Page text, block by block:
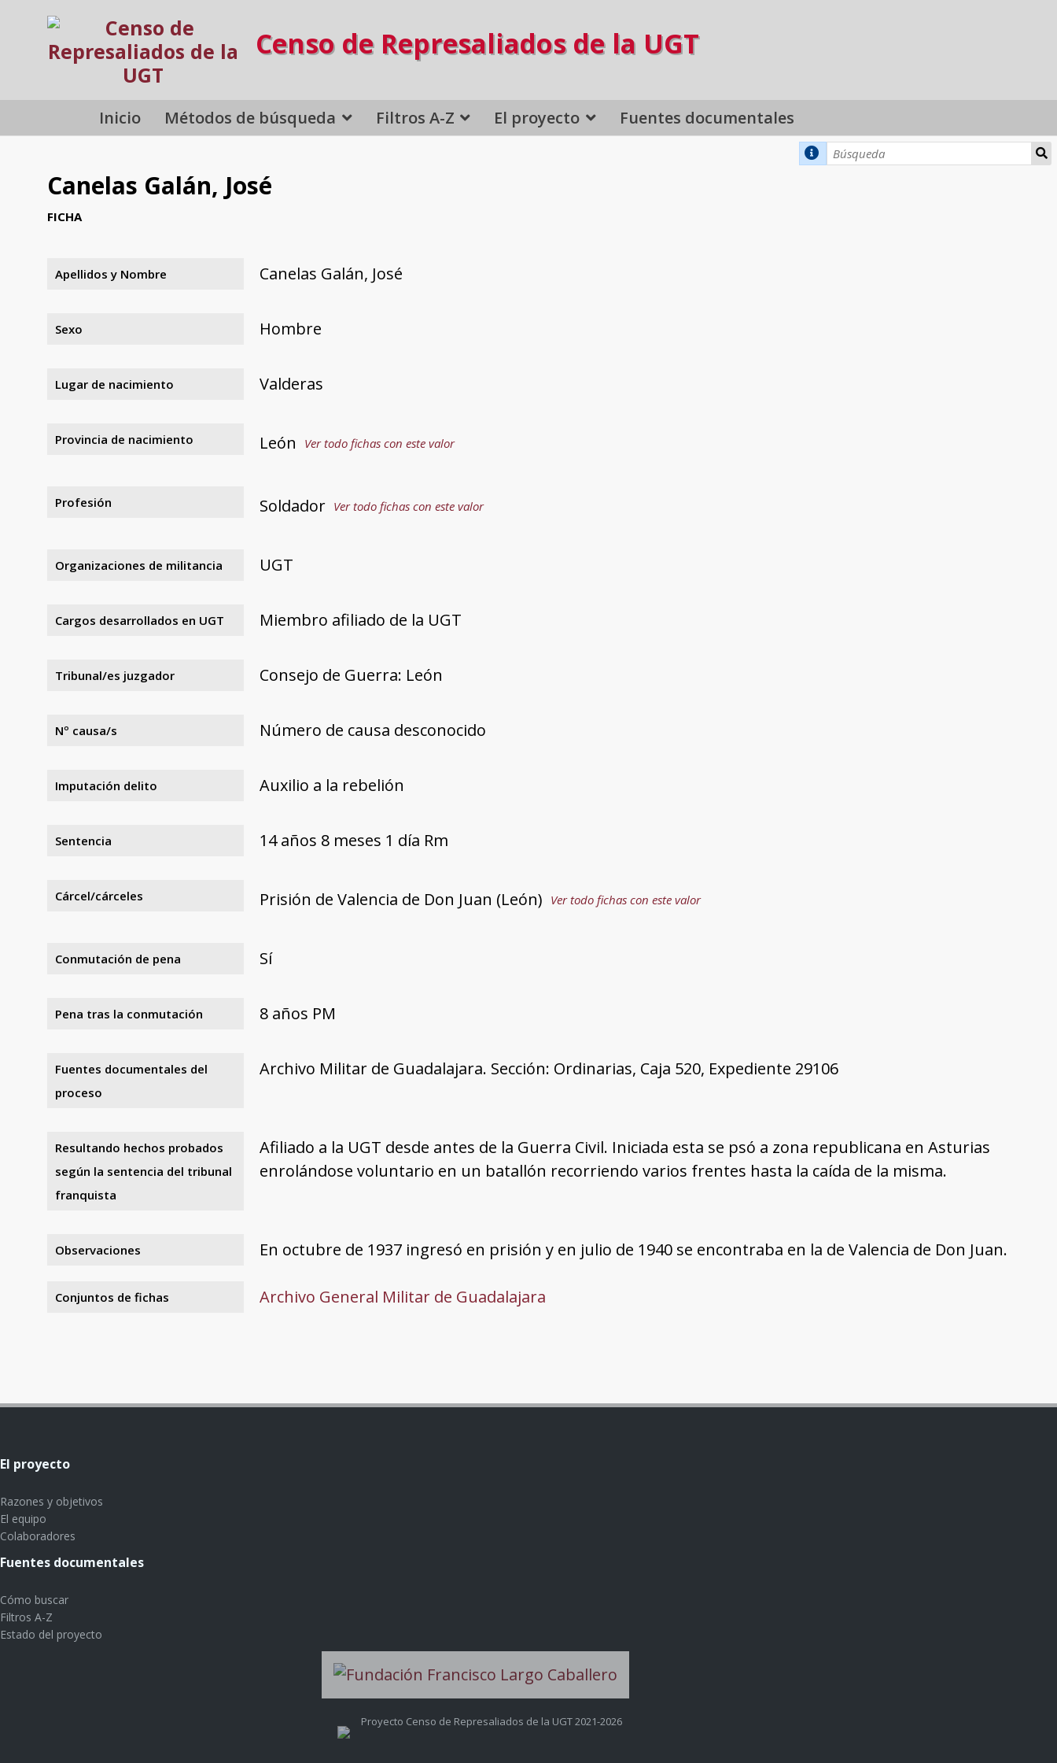
Censo de Represaliados de la UGT
Inicio Métodos de búsqueda Filtros A-Z El proyecto Fuentes documentales
Canelas Galán, José
FICHA
Apellidos y Nombre Canelas Galán, José
Sexo Hombre
Lugar de nacimiento Valderas
Provincia de nacimiento León Ver todo fichas con este valor
Profesión Soldador Ver todo fichas con este valor
Organizaciones de militancia UGT
Cargos desarrollados en UGT Miembro afiliado de la UGT
Tribunal/es juzgador Consejo de Guerra: León
Nº causa/s Número de causa desconocido
Imputación delito Auxilio a la rebelión
Sentencia 14 años 8 meses 1 día Rm
Cárcel/cárceles Prisión de Valencia de Don Juan (León) Ver todo fichas con este valor
Conmutación de pena Sí
Pena tras la conmutación 8 años PM
Fuentes documentales del
proceso
Archivo Militar de Guadalajara. Sección: Ordinarias, Caja 520, Expediente 29106
Resultando hechos probados
según la sentencia del tribunal
franquista
Afiliado a la UGT desde antes de la Guerra Civil. Iniciada esta se psó a zona republicana en Asturias
enrolándose voluntario en un batallón recorriendo varios frentes hasta la caída de la misma.
Observaciones En octubre de 1937 ingresó en prisión y en julio de 1940 se encontraba en la de Valencia de Don Juan.
Conjuntos de fichas Archivo General Militar de Guadalajara
El proyecto
Razones y objetivos
El equipo
Colaboradores
Fuentes documentales
Cómo buscar
Filtros A-Z
Estado del proyecto
Proyecto Censo de Represaliados de la UGT 2021-2026